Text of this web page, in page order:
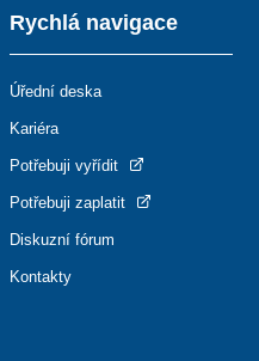
Rychlá navigace
Úřední deska
Kariéra
Potřebuji vyřídit
Potřebuji zaplatit
Diskuzní fórum
Kontakty